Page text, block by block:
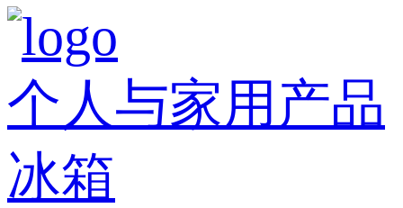
个人与家用产品
冰箱